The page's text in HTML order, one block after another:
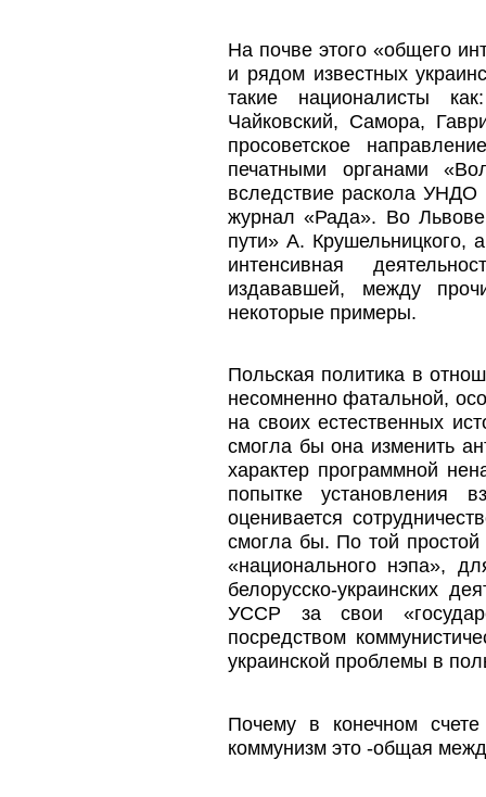
На почве этого «общего
и рядом известных
такие националисты
Чайковский, Самора,
просоветское
печатными органами
вследствие раскола УНДО
журнал «Рада». Во
пути» А. Крушельницкого,
интенсивная
издававшей, между
некоторые примеры.
Польская политика в
несомненно фатальной,
на своих естественных
смогла бы она изменить
характер программной
попытке установления
оценивается
смогла бы. По той простой
«национального нэпа»,
белорусско-украинских
УССР за свои
посредством
украинской проблемы в
Почему в конечном
коммунизм это -общая